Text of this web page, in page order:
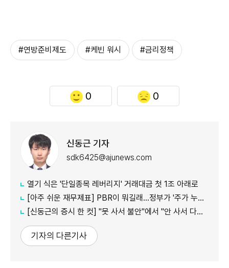
#연방준비제도 #케빈 워시 #금리정책
0 0
신동근 기자
sdk6425@ajunews.com
열기 식은 '단일종목 레버리지' 거래대금 첫 1조 아래로
[아주 쉬운 재무제표] PBR이 뭐길래…정부가 '주가 누르기'에 칼 빼든 이유
[신동근의 증시 한 컷] "못 사서 불안"에서 "안 사서 다행"으로…증시 덮친 '조모'
기자의 다른기사